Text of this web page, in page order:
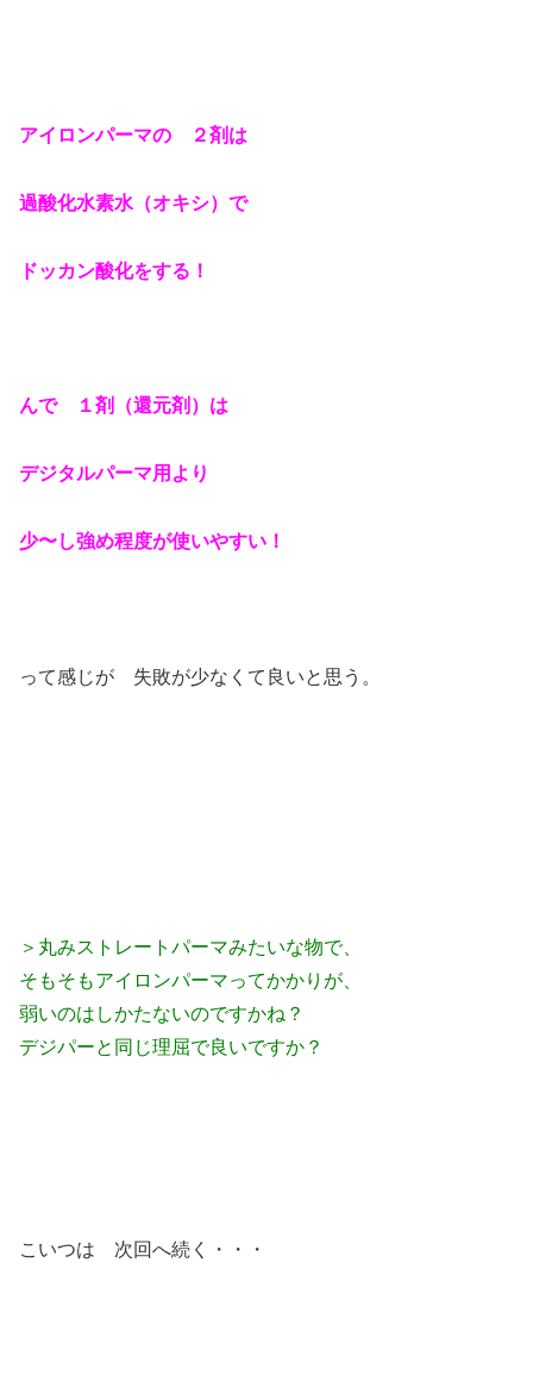
アイロンパーマの ２剤は
過酸化水素水（オキシ）で
ドッカン酸化をする！
んで １剤（還元剤）は
デジタルパーマ用より
少〜し強め程度が使いやすい！
って感じが 失敗が少なくて良いと思う。
＞丸みストレートパーマみたいな物で、
そもそもアイロンパーマってかかりが、
弱いのはしかたないのですかね？
デジパーと同じ理屈で良いですか？
こいつは 次回へ続く・・・